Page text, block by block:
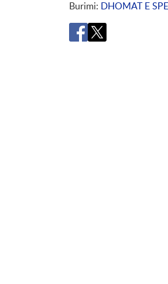
Burimi DHOMAT E